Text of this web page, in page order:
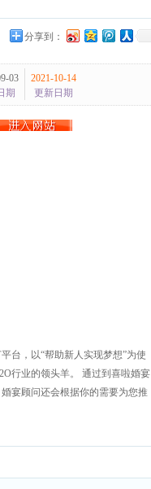
分享到：
03
期
2021-10-14
更新日期
台，以“帮助新人实现梦想”为使
行业的领头羊。 通过到喜啦婚宴
宴顾问还会根据你的需要为您推